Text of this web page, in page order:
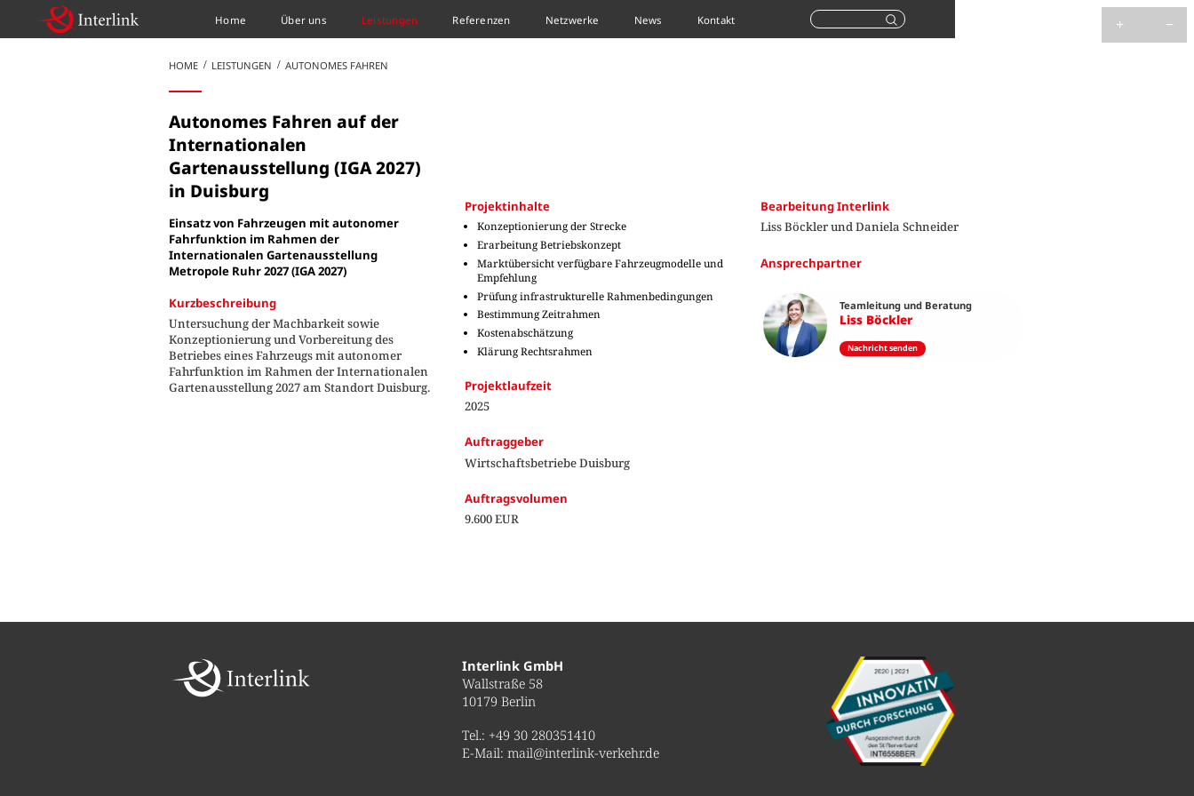
Suchen
Home Über uns Leistungen Referenzen Netzwerke News Kontakt
HOME LEISTUNGEN AUTONOMES FAHREN
Autonomes Fahren auf der
Internationalen
Gartenausstellung (IGA 2027)
in Duisburg
Einsatz von Fahrzeugen mit autonomer
Fahrfunktion im Rahmen der
Internationalen Gartenausstellung
Metropole Ruhr 2027 (IGA 2027)
Kurzbeschreibung
Untersuchung der Machbarkeit sowie
Konzeptionierung und Vorbereitung des
Betriebes eines Fahrzeugs mit autonomer
Fahrfunktion im Rahmen der Internationalen
Gartenausstellung 2027 am Standort Duisburg.
Projektinhalte
Konzeptionierung der Strecke
Erarbeitung Betriebskonzept
Marktübersicht verfügbare Fahrzeugmodelle und
Empfehlung
Prüfung infrastrukturelle Rahmenbedingungen
Bestimmung Zeitrahmen
Kostenabschätzung
Klärung Rechtsrahmen
Projektlaufzeit
2025
Auftraggeber
Wirtschaftsbetriebe Duisburg
Auftragsvolumen
9.600 EUR
Bearbeitung Interlink
Liss Böckler und Daniela Schneider
Ansprechpartner
Teamleitung und Beratung
Liss Böckler
Nachricht senden
Interlink GmbH
Wallstraße 58
10179 Berlin
Tel.: +49 30 280351410
E-Mail:mail@interlink-verkehr.de